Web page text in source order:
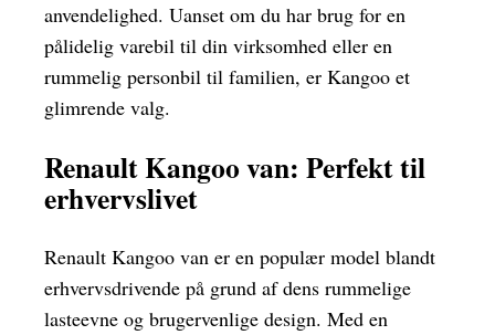
anvendelighed. Uanset om du har brug for en
pålidelig varebil til din virksomhed eller en
rummelig personbil til familien, er Kangoo et
glimrende valg.
Renault Kangoo van: Perfekt til
erhvervslivet
Renault Kangoo van er en populær model blandt
erhvervsdrivende på grund af dens rummelige
lasteevne og brugervenlige design. Med en